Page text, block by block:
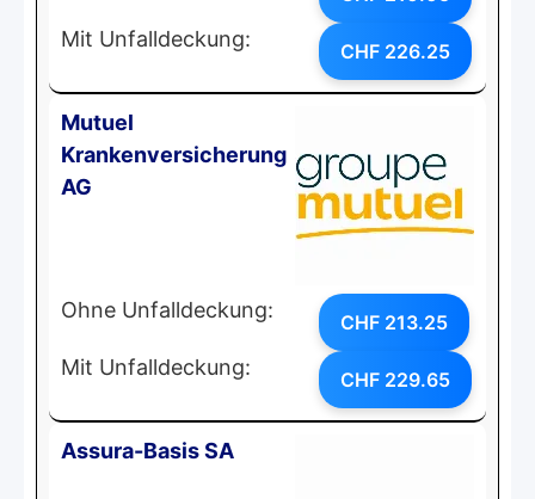
Mit Unfalldeckung: CHF 226.25
Mutuel
Krankenversicherung
AG
Ohne Unfalldeckung: CHF 213.25
Mit Unfalldeckung: CHF 229.65
Assura-Basis SA